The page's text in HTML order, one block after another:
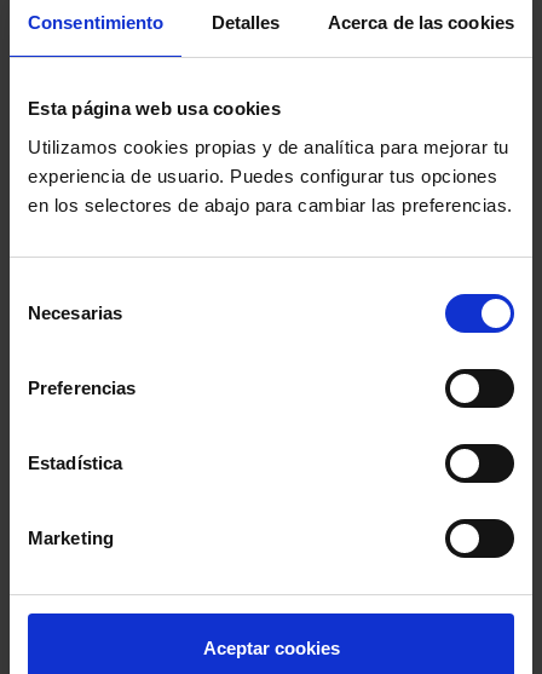
Consentimiento Detalles Acerca de las cookies
Esta página web usa cookies
Utilizamos cookies propias y de analítica para mejorar tu
experiencia de usuario. Puedes configurar tus opciones
en los selectores de abajo para cambiar las preferencias.
Necesarias
Preferencias
Estadística
Marketing
Aceptar cookies